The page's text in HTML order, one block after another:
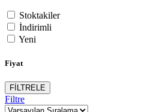
Stoktakiler
İndirimli
Yeni
Fiyat
FİLTRELE
Filtre